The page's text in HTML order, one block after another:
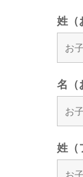
姓（
名（
姓（